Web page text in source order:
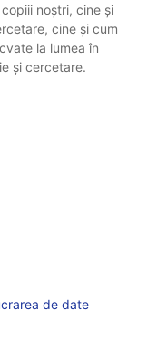
noștri, cine și
cine și cum
la lumea în
și cercetare.
de date